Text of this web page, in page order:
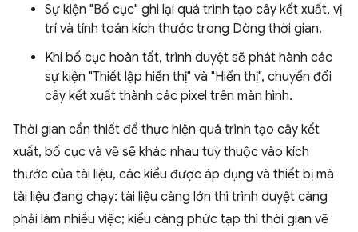
Sự kiện "Bố cục" ghi lại quá trình tạo cây kết xuất, vị
trí và tính toán kích thước trong Dòng thời gian.
Khi bố cục hoàn tất, trình duyệt sẽ phát hành các
sự kiện "Thiết lập hiển thị" và "Hiển thị", chuyển đổi
cây kết xuất thành các pixel trên màn hình.
Thời gian cần thiết để thực hiện quá trình tạo cây kết
xuất, bố cục và vẽ sẽ khác nhau tuỳ thuộc vào kích
thước của tài liệu, các kiểu được áp dụng và thiết bị mà
tài liệu đang chạy: tài liệu càng lớn thì trình duyệt càng
phải làm nhiều việc; kiểu càng phức tạp thì thời gian vẽ